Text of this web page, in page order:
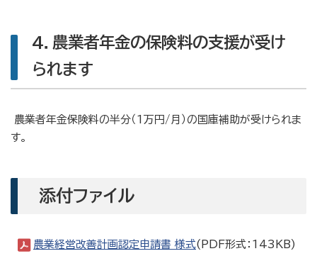
4．農業者年金の保険料の支援が受け
られます
農業者年金保険料の半分（1万円/月）の国庫補助が受けられま
す。
添付ファイル
農業経営改善計画認定申請書 様式(PDF形式：143KB)